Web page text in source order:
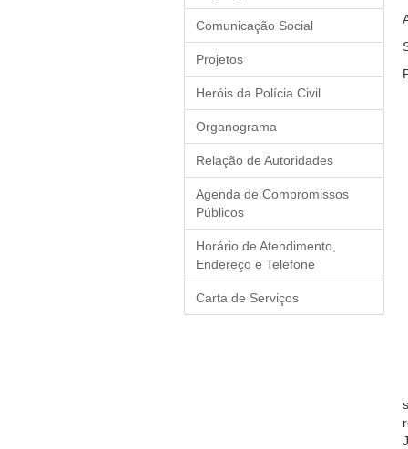
Comunicação Social
Projetos
Heróis da Polícia Civil
Organograma
Relação de Autoridades
Agenda de Compromissos
Públicos
Horário de Atendimento,
Endereço e Telefone
Carta de Serviços